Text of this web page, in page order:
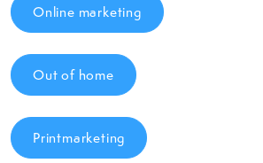
Online marketing
Out of home
Printmarketing